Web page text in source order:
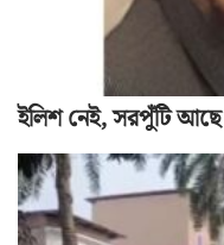
ইলিশ নেই, সরপুঁটি আছে